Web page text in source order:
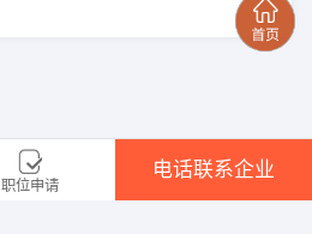
职位申请
电话联系企业